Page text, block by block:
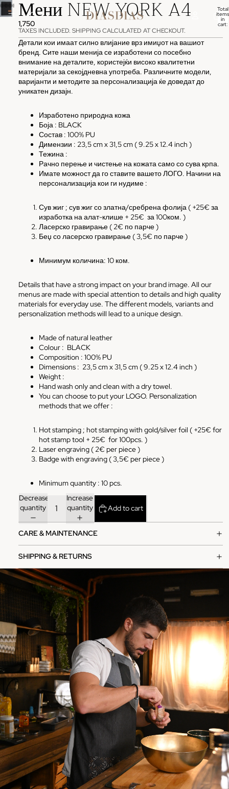
Total
items
in
cart:
Мени NEW YORK A4
1,750
TAXES INCLUDED. SHIPPING CALCULATED AT CHECKOUT.
Детали кои имаат силно влијание врз имиџот на вашиот
бренд. Сите наши менија се изработени со посебно
внимание на деталите, користејќи високо квалитетни
материјали за секојдневна употреба. Различните модели,
варијанти и методите за персонализација ќе доведат до
уникатен дизајн.
Изработено природна кожа
Боја : BLACK
Состав : 100% PU
Димензии : 23,5 cm x 31,5 cm ( 9.25 x 12.4 inch )
Тежина :
Рачно перење и чистење на кожата само со сува крпа.
Имате можност да го ставите вашето ЛОГО. Начини на
персонализација кои ги нудиме :
Сув жиг ; сув жиг со златна/сребрена фолија ( +25€ за
изработка на алат-клише + 25€ за 100ком. )
Ласерско гравирање ( 2€ по парче )
Беџ со ласерско гравирање ( 3,5€ по парче )
Минимум количина: 10 ком.
Details that have a strong impact on your brand image. All our
menus are made with special attention to details and high quality
materials for everyday use. The different models, variants and
personalization methods will lead to a unique design.
Made of natural leather
Colour : BLACK
Composition : 100% PU
Dimensions : 23,5 cm x 31,5 cm ( 9.25 x 12.4 inch )
Weight :
Hand wash only and clean with a dry towel.
You can choose to put your LOGO. Personalization
methods that we offer :
Hot stamping ; hot stamping with gold/silver foil ( +25€ for
hot stamp tool + 25€ for 100pcs. )
Laser engraving ( 2€ per piece )
Badge with engraving ( 3,5€ per piece )
Minimum quantity : 10 pcs.
Decrease
quantity
Increase
quantity
Add to cart
CARE & MAINTENANCE
SHIPPING & RETURNS